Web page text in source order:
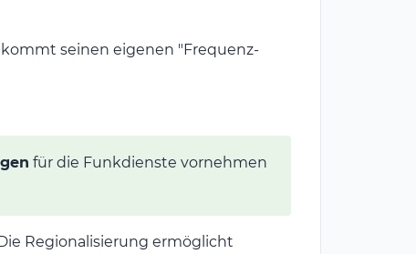
seinen eigenen "Frequenz-
für die Funkdienste vornehmen
Regionalisierung ermöglicht